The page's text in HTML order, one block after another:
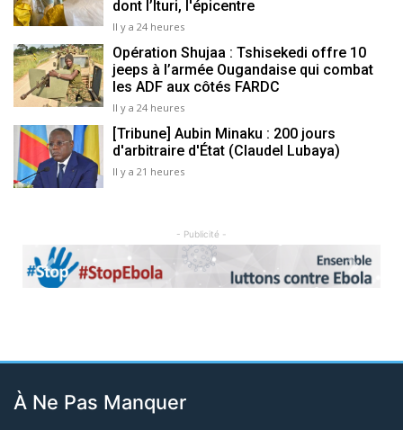
dont l’Ituri, l'épicentre
Il y a 24 heures
Opération Shujaa : Tshisekedi offre 10
jeeps à l’armée Ougandaise qui combat
les ADF aux côtés FARDC
Il y a 24 heures
[Tribune] Aubin Minaku : 200 jours
d'arbitraire d'État (Claudel Lubaya)
Il y a 21 heures
- Publicité -
Previous Next
À Ne Pas Manquer